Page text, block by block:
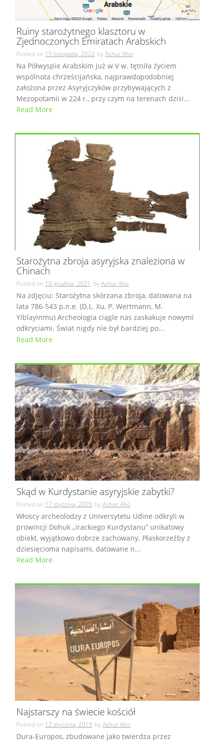
Ruiny starożytnego klasztoru w
Zjednoczonych Emiratach Arabskich
Posted on 15 listopada, 2022 byAshur Aho
Na Półwyspie Arabskim już w V w. tętniła życiem
wspólnota chrześcijańska, najprawdopodobniej
założona przez Asyryjczyków przybywających z
Mezopotamii w 224 r., przy czym na terenach dzisi...
Read More
Starożytna zbroja asyryjska znaleziona w
Chinach
Posted on 10 grudnia, 2021 byAshur Aho
Na zdjęciu: Starożytna skórzana zbroja, datowana na
lata 786-543 p.n.e. (D.L. Xu, P. Wertmann, M.
Yiblayinmu) Archeologia ciągle nas zaskakuje nowymi
odkryciami. Świat nigdy nie był bardziej po...
Read More
Skąd w Kurdystanie asyryjskie zabytki?
Posted on 17 stycznia, 2020 byAshur Aho
Włoscy archeolodzy z Universytetu Udine odkryli w
prowincji Dohuk „irackiego Kurdystanu” unikatowy
obiekt, wyjątkowo dobrze zachowany. Płaskorzeźby z
dziesięcioma napisami, datowane n...
Read More
Najstarszy na świecie kościół
Posted on 12 stycznia, 2019 byAshur Aho
Dura-Europos, zbudowane jako twierdza przez